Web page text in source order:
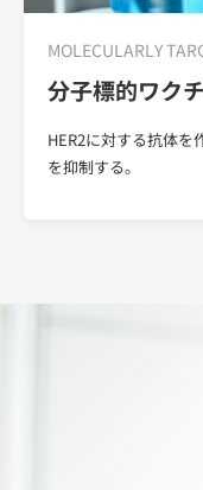
MOLECULARLY
分子標的ワク
HER2に対する抗体
を抑制する。